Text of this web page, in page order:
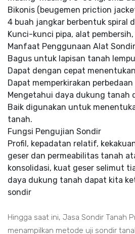
Bikonis (beugemen priction
4 buah jangkar berbentuk spiral
Kunci-kunci pipa, alat
Manfaat Penggunaan Alat Sondir
Bagus untuk lapisan tanah
Dapat dengan cepat
Dapat memperkirakan
Mengetahui daya dukung tanah
Baik digunakan untuk
tanah.
Fungsi Pengujian Sondir
Profil, kepadatan relatif,
geser dan permeabilitas tanah
konsolidasi, kuat geser selimut
daya dukung tanah dapat kita
sondir
Hingga saat ini, Jasa Sondir Tanah
menampilkan metode uji sondir